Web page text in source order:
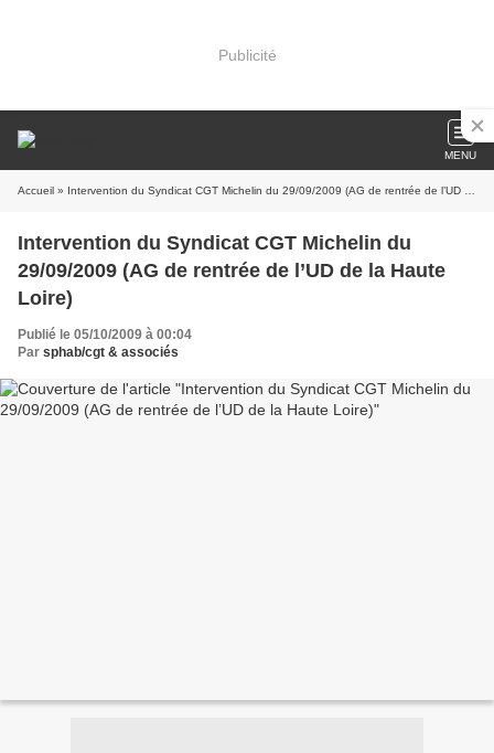
Publicité
MENU
Accueil » Intervention du Syndicat CGT Michelin du 29/09/2009 (AG de rentrée de l’UD de la Haute Loire)
Intervention du Syndicat CGT Michelin du
29/09/2009 (AG de rentrée de l’UD de la Haute
Loire)
Publié le 05/10/2009 à 00:04
Par sphab/cgt & associés